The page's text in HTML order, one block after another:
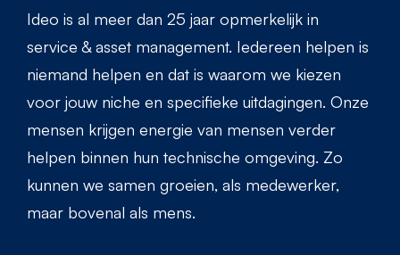
Ideo is al meer dan 25 jaar opmerkelijk in
service & asset management. Iedereen helpen is
niemand helpen en dat is waarom we kiezen
voor jouw niche en specifieke uitdagingen. Onze
mensen krijgen energie van mensen verder
helpen binnen hun technische omgeving. Zo
kunnen we samen groeien, als medewerker,
maar bovenal als mens.